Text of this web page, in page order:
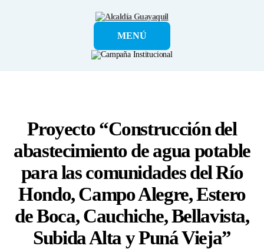
Alcaldía
GuayaquilMENÚ
Proyecto “Construcción del
abastecimiento de agua potable
para las comunidades del Río
Hondo, Campo Alegre, Estero
de Boca, Cauchiche, Bellavista,
Subida Alta y Puná Vieja”